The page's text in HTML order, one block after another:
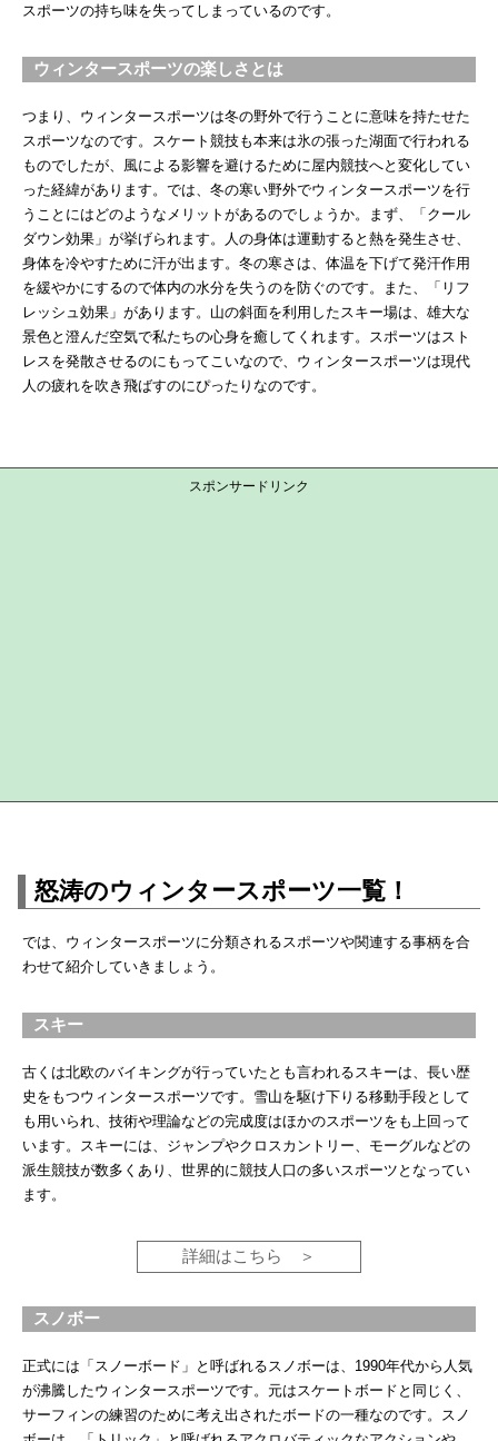
スポーツの持ち味を失ってしまっているのです。
ウィンタースポーツの楽しさとは
つまり、ウィンタースポーツは冬の野外で行うことに意味を持たせた
スポーツなのです。スケート競技も本来は氷の張った湖面で行われる
ものでしたが、風による影響を避けるために屋内競技へと変化してい
った経緯があります。では、冬の寒い野外でウィンタースポーツを行
うことにはどのようなメリットがあるのでしょうか。まず、「クール
ダウン効果」が挙げられます。人の身体は運動すると熱を発生させ、
身体を冷やすために汗が出ます。冬の寒さは、体温を下げて発汗作用
を緩やかにするので体内の水分を失うのを防ぐのです。また、「リフ
レッシュ効果」があります。山の斜面を利用したスキー場は、雄大な
景色と澄んだ空気で私たちの心身を癒してくれます。スポーツはスト
レスを発散させるのにもってこいなので、ウィンタースポーツは現代
人の疲れを吹き飛ばすのにぴったりなのです。
スポンサードリンク
怒涛のウィンタースポーツ一覧！
では、ウィンタースポーツに分類されるスポーツや関連する事柄を合
わせて紹介していきましょう。
スキー
古くは北欧のバイキングが行っていたとも言われるスキーは、長い歴
史をもつウィンタースポーツです。雪山を駆け下りる移動手段として
も用いられ、技術や理論などの完成度はほかのスポーツをも上回って
います。スキーには、ジャンプやクロスカントリー、モーグルなどの
派生競技が数多くあり、世界的に競技人口の多いスポーツとなってい
ます。
詳細はこちら
スノボー
正式には「スノーボード」と呼ばれるスノボーは、1990年代から人気
が沸騰したウィンタースポーツです。元はスケートボードと同じく、
サーフィンの練習のために考え出されたボードの一種なのです。スノ